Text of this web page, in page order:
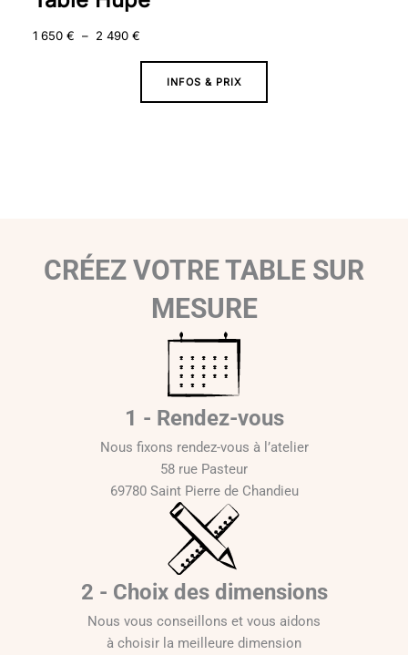
1 650 € – 2 490 €
INFOS & PRIX
CRÉEZ VOTRE TABLE SUR
MESURE
1 - Rendez-vous
Nous fixons rendez-vous à l’atelier
58 rue Pasteur
69780 Saint Pierre de Chandieu
2 - Choix des dimensions
Nous vous conseillons et vous aidons
à choisir la meilleure dimension